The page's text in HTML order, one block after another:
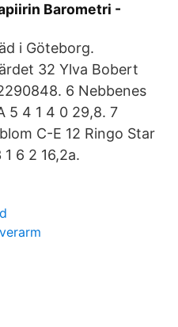
Barometri -
i Göteborg.
32 Ylva Bobert
6 Nebbenes
5 4 1 4 0 29,8. 7
C-E 12 Ringo Star
6 2 16,2a.